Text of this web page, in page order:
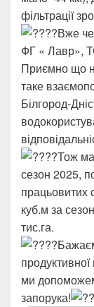
фільтрації
Вже
ФГ « Лавр»,
Приємно що
таке
Білгород-
Тож
сезон 2025,
працьовитих
куб.м за
тис.га.
ми
запорука!